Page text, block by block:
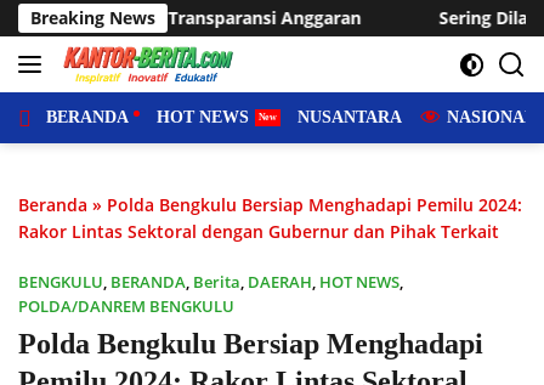
Langsung
ke
konten
Breaking NewsSering Dilanda Genangan, Desa Sukaraja
BERANDA HOT NEWS NUSANTARA NASIONAL
Beranda » Polda Bengkulu Bersiap Menghadapi Pemilu 2024:
Rakor Lintas Sektoral dengan Gubernur dan Pihak Terkait
BENGKULU, BERANDA, Berita, DAERAH, HOT NEWS,
POLDA/DANREM BENGKULU
Polda Bengkulu Bersiap Menghadapi